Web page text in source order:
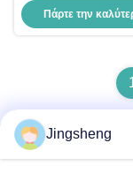
τηλεσκοπικά
υποστήριξη
Πάρτε την
Jingsheng